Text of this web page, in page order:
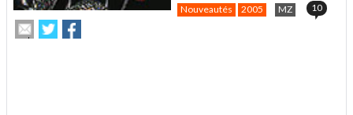
Nouveautés 2005 MZ 10
Envoyer
cet
Partager
sur
sur